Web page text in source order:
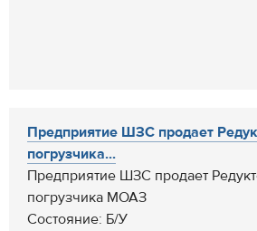
Предприятие ШЗС продает
погрузчика...
Предприятие ШЗС продает
погрузчика МОАЗ
Состояние: Б/У